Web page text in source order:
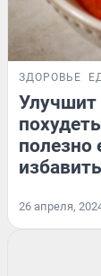
ЗДОРОВЬЕ
полезно
26 апреля,